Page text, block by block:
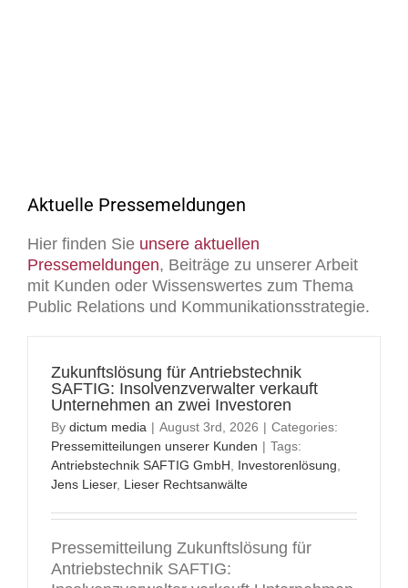
Aktuelle Pressemeldungen
Hier finden Sie unsere aktuellen
Pressemeldungen, Beiträge zu unserer Arbeit
mit Kunden oder Wissenswertes zum Thema
Public Relations und Kommunikationsstrategie.
Zukunftslösung für Antriebstechnik
SAFTIG: Insolvenzverwalter verkauft
Unternehmen an zwei Investoren
By dictum media | August 3rd, 2026 | Categories:
Pressemitteilungen unserer Kunden | Tags:
Antriebstechnik SAFTIG GmbH
Investorenlösung
Jens Lieser, Lieser Rechtsanwälte
Pressemitteilung Zukunftslösung für
Antriebstechnik SAFTIG: